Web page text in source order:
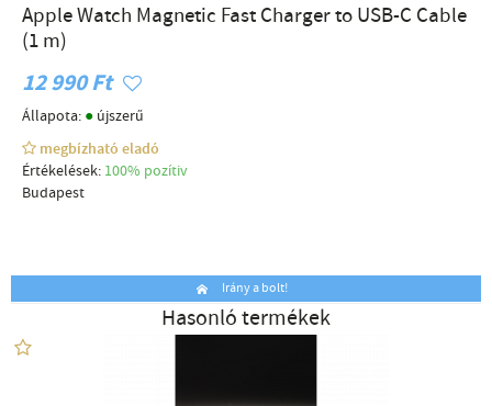
Apple Watch Magnetic Fast Charger to USB-C Cable
(1 m)
12 990 Ft
Állapota: ● újszerű
megbízható eladó
Értékelések: 100% pozítiv
Budapest
Irány a bolt!
Hasonló termékek